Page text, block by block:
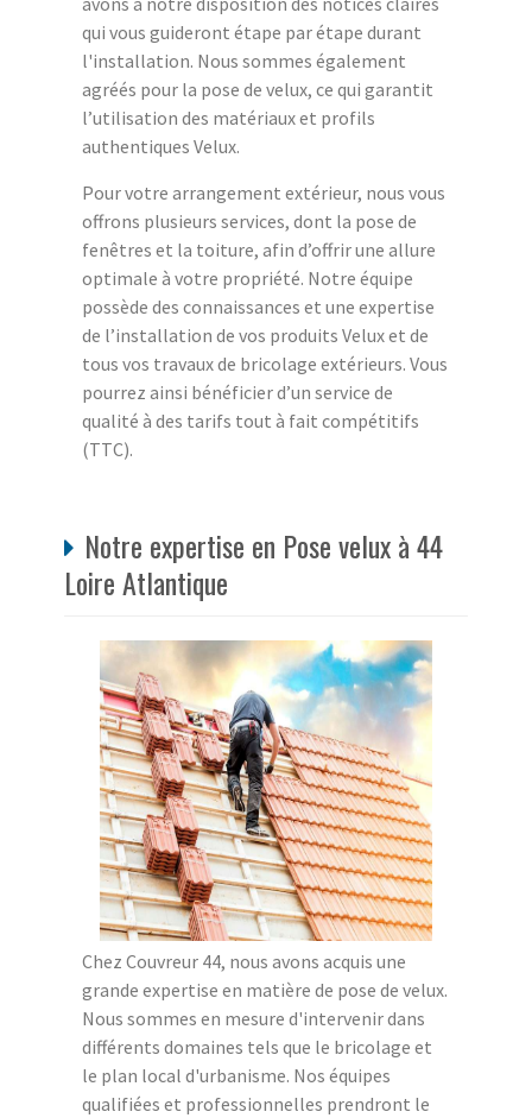
qui vous guideront étape par étape durant
l'installation. Nous sommes également
agréés pour la pose de velux, ce qui garantit
l’utilisation des matériaux et profils
authentiques Velux.
Pour votre arrangement extérieur, nous vous
offrons plusieurs services, dont la pose de
fenêtres et la toiture, afin d’offrir une allure
optimale à votre propriété. Notre équipe
possède des connaissances et une expertise
de l’installation de vos produits Velux et de
tous vos travaux de bricolage extérieurs. Vous
pourrez ainsi bénéficier d’un service de
qualité à des tarifs tout à fait compétitifs
(TTC).
Notre expertise en Pose velux à 44
Loire Atlantique
Chez Couvreur 44, nous avons acquis une
grande expertise en matière de pose de velux.
Nous sommes en mesure d'intervenir dans
différents domaines tels que le bricolage et
le plan local d'urbanisme. Nos équipes
qualifiées et professionnelles prendront le